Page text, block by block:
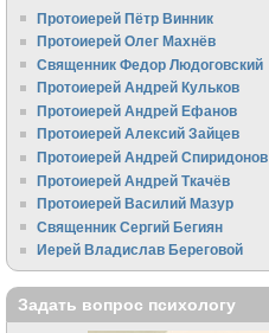
Протоиерей Пётр Винник
Протоиерей Олег Махнёв
Священник Федор Людоговский
Протоиерей Андрей Кульков
Протоиерей Андрей Ефанов
Протоиерей Алексий Зайцев
Протоиерей Андрей Спиридонов
Протоиерей Андрей Ткачёв
Протоиерей Василий Мазур
Священник Сергий Бегиян
Иерей Владислав Береговой
Задать вопрос психологу